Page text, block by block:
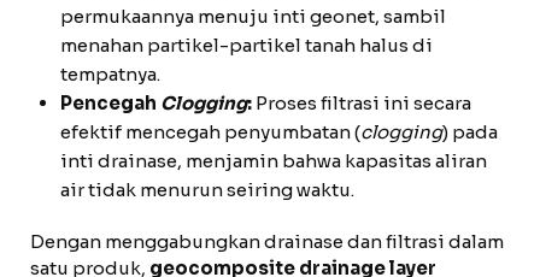
permukaannya menuju inti geonet, sambil
menahan partikel-partikel tanah halus di
tempatnya.
Pencegah Clogging: Proses filtrasi ini secara
efektif mencegah penyumbatan (clogging) pada
inti drainase, menjamin bahwa kapasitas aliran
air tidak menurun seiring waktu.
Dengan menggabungkan drainase dan filtrasi dalam
satu produk, geocomposite drainage layer